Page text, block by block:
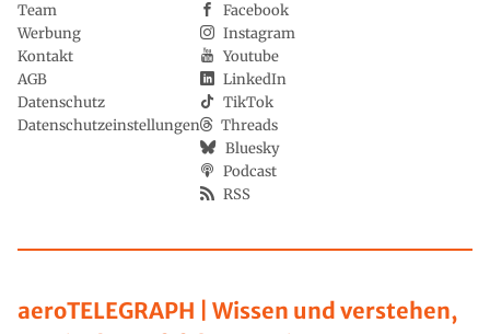
aeroTELEGRAPH | Wissen und verstehen,
Team
Werbung
Kontakt
AGB
Datenschutz
Datenschutzeinstellungen
Facebook
Instagram
Youtube
LinkedIn
TikTok
Threads
Bluesky
Podcast
RSS